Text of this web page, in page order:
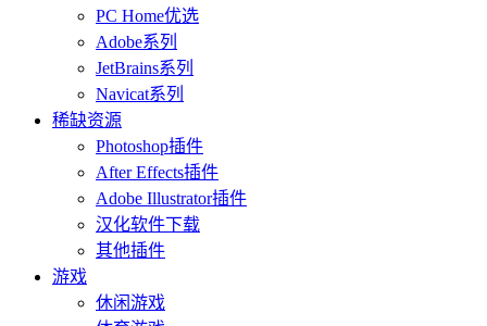
PC Home优选
Adobe系列
JetBrains系列
Navicat系列
稀缺资源
Photoshop插件
After Effects插件
Adobe Illustrator插件
汉化软件下载
其他插件
游戏
休闲游戏